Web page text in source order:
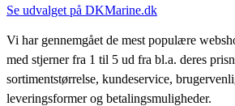
Se udvalget på DKMarine.dk
Vi har gennemgået de mest populære
med stjerner fra 1 til 5 ud fra bl.a. deres
sortimentstørrelse, kundeservice,
leveringsformer og betalingsmuligheder.